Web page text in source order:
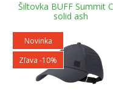
Šiltovka BUFF Summit
solid ash
Novinka
Zľava -10%